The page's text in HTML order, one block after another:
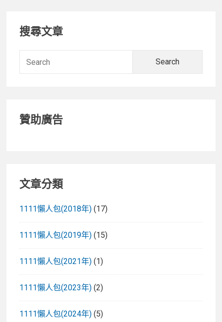
Primary
Sidebar
搜尋文章
贊助廣告
文章分類
1111懶人包(2018年) (17)
1111懶人包(2019年) (15)
1111懶人包(2021年) (1)
1111懶人包(2023年) (2)
1111懶人包(2024年) (5)